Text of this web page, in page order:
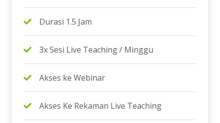
Durasi 1.5 Jam
3x Sesi Live Teaching / Minggu
Akses ke Webinar
Akses Ke Rekaman Live Teaching